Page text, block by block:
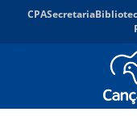
CPASecretaria